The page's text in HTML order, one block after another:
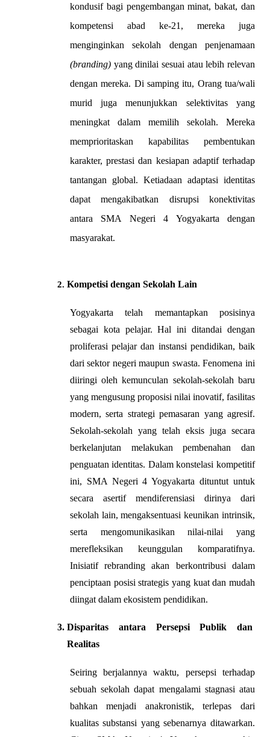
kondusif bagi pengembangan minat, bakat, dan
kompetensi abad ke-21, mereka juga
(branding) yang dinilai sesuai atau lebih relevan
dengan mereka. Di samping itu, Orang tua/wali
murid juga menunjukkan selektivitas yang
meningkat dalam memilih sekolah. Mereka
memprioritaskan kapabilitas pembentukan
karakter, prestasi dan kesiapan adaptif terhadap
tantangan global. Ketiadaan adaptasi identitas
dapat mengakibatkan disrupsi konektivitas
antara SMA Negeri 4 Yogyakarta dengan
masyarakat.
Kompetisi dengan Sekolah Lain
Yogyakarta telah memantapkan posisinya
sebagai kota pelajar. Hal ini ditandai dengan
proliferasi pelajar dan instansi pendidikan, baik
dari sektor negeri maupun swasta. Fenomena ini
diiringi oleh kemunculan sekolah-sekolah baru
yang mengusung proposisi nilai inovatif, fasilitas
modern, serta strategi pemasaran yang agresif.
Sekolah-sekolah yang telah eksis juga secara
berkelanjutan melakukan pembenahan dan
penguatan identitas. Dalam konstelasi kompetitif
ini, SMA Negeri 4 Yogyakarta dituntut untuk
secara asertif mendiferensiasi dirinya dari
sekolah lain, mengaksentuasi keunikan intrinsik,
serta mengomunikasikan nilai-nilai yang
merefleksikan keunggulan komparatifnya.
Inisiatif rebranding akan berkontribusi dalam
penciptaan posisi strategis yang kuat dan mudah
diingat dalam ekosistem pendidikan.
Disparitas antara Persepsi Publik dan
Realitas
Seiring berjalannya waktu, persepsi terhadap
sebuah sekolah dapat mengalami stagnasi atau
bahkan menjadi anakronistik, terlepas dari
kualitas substansi yang sebenarnya ditawarkan.